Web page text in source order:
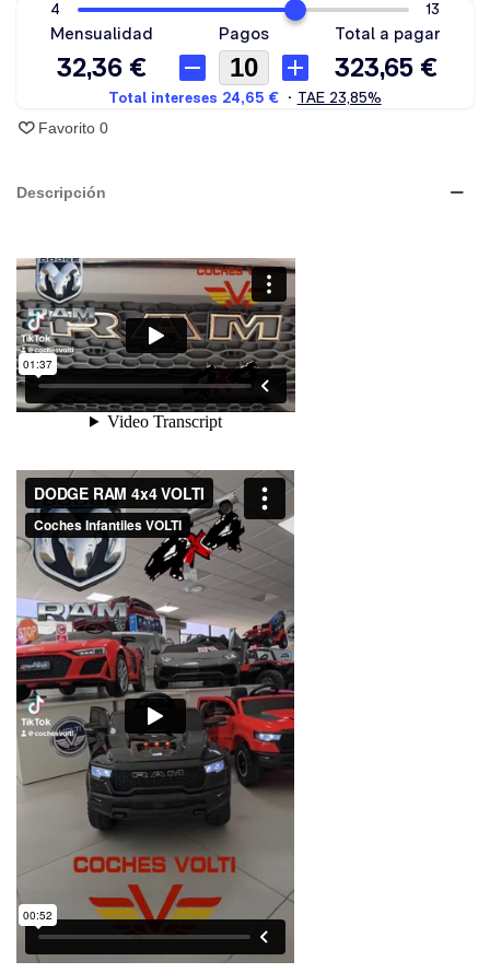
Favorito 0
Descripción